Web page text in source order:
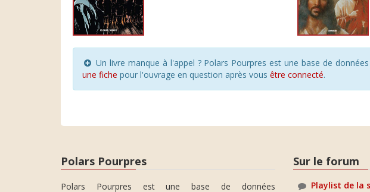
Un livre manque à l'appel ? Polars Pourpres est une base de
une fiche pour l'ouvrage en question après vous être connecté.
Polars Pourpres
Polars Pourpres est une base de données
Sur le forum
Playlist de la